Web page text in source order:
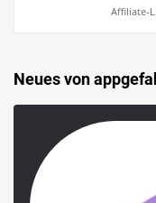
Affiliate-
Neues von